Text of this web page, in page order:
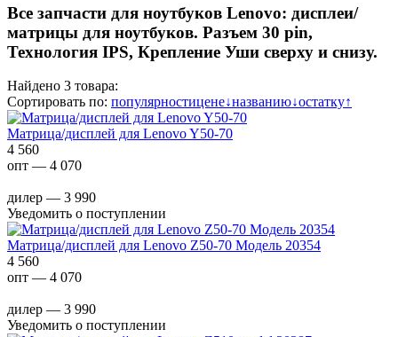
Все запчасти для ноутбуков Lenovo: дисплеи/
матрицы для ноутбуков. Разъем 30 pin,
Технология IPS, Крепление Уши сверху и снизу.
Найдено 3 товара:
Сортировать по: популярностицене↓названию↓остатку↑
Матрица/дисплей для Lenovo Y50-70
4 560
опт — 4 070
дилер — 3 990
Уведомить о поступлении
Матрица/дисплей для Lenovo Z50-70 Модель 20354
4 560
опт — 4 070
дилер — 3 990
Уведомить о поступлении